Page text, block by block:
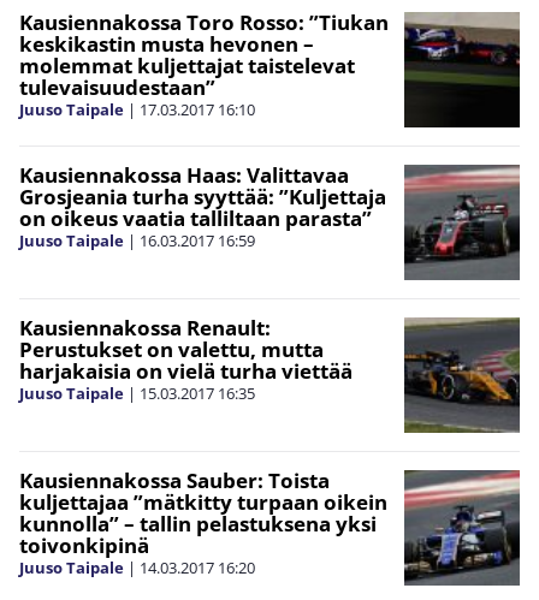
Kausiennakossa Toro Rosso: ”Tiukan
keskikastin musta hevonen –
molemmat kuljettajat taistelevat
tulevaisuudestaan”
Juuso Taipale | 17.03.2017 16:10
Kausiennakossa Haas: Valittavaa
Grosjeania turha syyttää: ”Kuljettaja
on oikeus vaatia talliltaan parasta”
Juuso Taipale | 16.03.2017 16:59
Kausiennakossa Renault:
Perustukset on valettu, mutta
harjakaisia on vielä turha viettää
Juuso Taipale | 15.03.2017 16:35
Kausiennakossa Sauber: Toista
kuljettajaa ”mätkitty turpaan oikein
kunnolla” – tallin pelastuksena yksi
toivonkipinä
Juuso Taipale | 14.03.2017 16:20